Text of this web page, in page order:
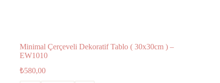
Minimal Çerçeveli Dekoratif Tablo ( 30x30cm ) –
EW1010
₺580,00